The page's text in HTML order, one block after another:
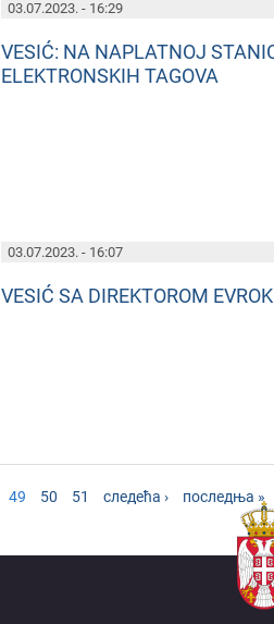
03.07.2023. - 16:29
VESIĆ: NA NAPLATNOJ
ELEKTRONSKIH TAGOVA
03.07.2023. - 16:07
VESIĆ SA DIREKTOROM
49 50 51 следећа › последња »